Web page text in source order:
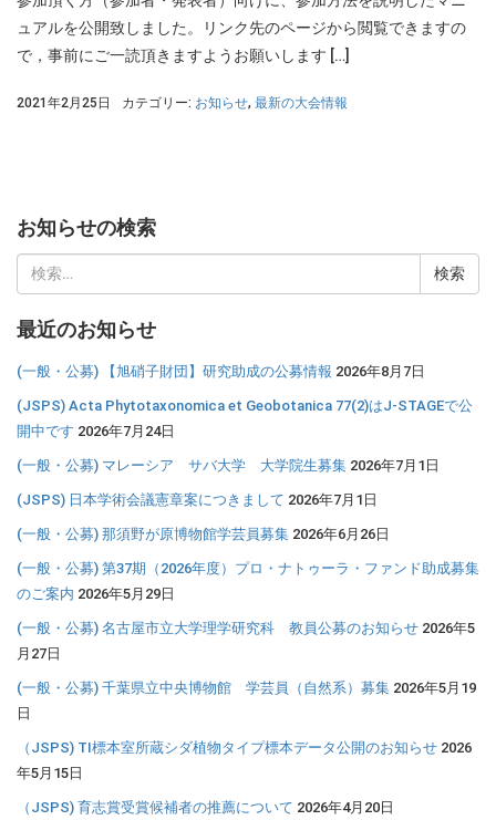
ュアルを公開致しました。リンク先のページから閲覧できますの
で，事前にご一読頂きますようお願いします […]
2021年2月25日 カテゴリー: お知らせ, 最新の大会情報
お知らせの検索
索:
最近のお知らせ
(一般・公募) 【旭硝子財団】研究助成の公募情報 2026年8月7日
(JSPS) Acta Phytotaxonomica et Geobotanica 77(2)はJ-STAGEで公
開中です 2026年7月24日
(一般・公募) マレーシア サバ大学 大学院生募集 2026年7月1日
(JSPS) 日本学術会議憲章案につきまして 2026年7月1日
(一般・公募) 那須野が原博物館学芸員募集 2026年6月26日
(一般・公募) 第37期（2026年度）プロ・ナトゥーラ・ファンド助成募集
のご案内 2026年5月29日
(一般・公募) 名古屋市立大学理学研究科 教員公募のお知らせ 2026年5
月27日
(一般・公募) 千葉県立中央博物館 学芸員（自然系）募集 2026年5月19
日
（JSPS) TI標本室所蔵シダ植物タイプ標本データ公開のお知らせ 2026
年5月15日
（JSPS) 育志賞受賞候補者の推薦について 2026年4月20日